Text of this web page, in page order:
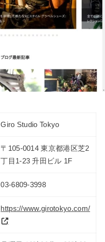
Giro Studio Tokyo
〒105-0014 東京都港区芝2
丁目1-23 升田ビル 1F
03-6809-3998
https://www.girotokyo.com/